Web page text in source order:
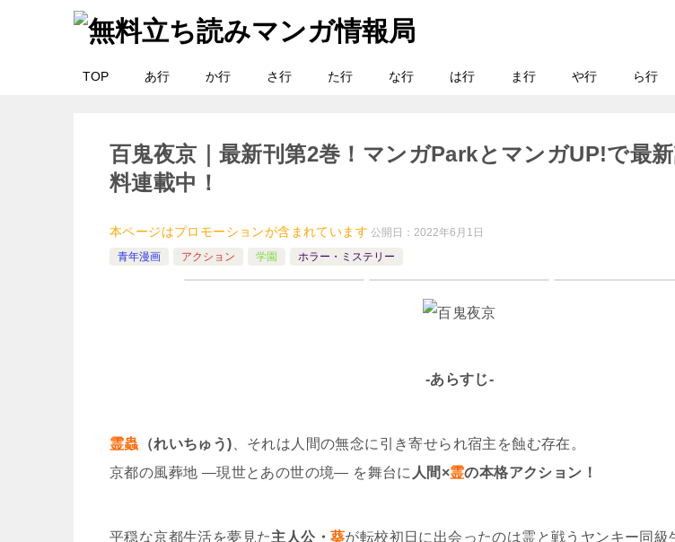
TOP あ行 か行 さ行 た行 な行 は行 ま行 や行 ら行
百鬼夜京｜最新刊第2巻！マンガParkとマンガUP!で最
料連載中！
本ページはプロモーションが含まれています 公開日：2022年6月1日
青年漫画
アクション 学園 ホラー・ミステリー
-あらすじ-
霊蟲 （れいちゅう) 、それは人間の無念に引き寄せられ宿主を蝕む存在。
京都の風葬地 ―現世とあの世の境― を舞台に 人間×霊の本格アクション！
平穏な京都生活を夢見た主人公・葵が転校初日に出会ったのは霊と戦うヤンキー同級